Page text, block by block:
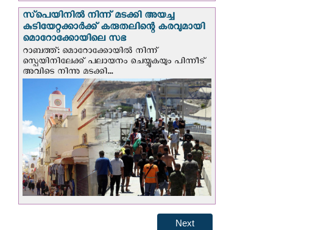
സ്‌പെയിനില്‍ നിന്ന് മടക്കി അയച്ച
കുടിയേറ്റക്കാര്‍ക്ക് കരുതലിന്റെ കരവുമായി
മൊറോക്കോയിലെ സഭ
റാബത്ത്: മൊറോക്കോയിൽ നിന്ന്
സ്പെയിനിലേക്ക് പലായനം ചെയ്യുകയും പിന്നീട്
അവിടെ നിന്നു മടക്കി...
Next